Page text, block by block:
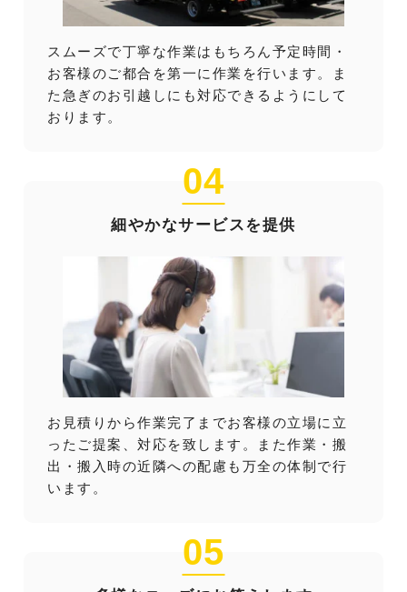
スムーズで丁寧な作業はもちろん予定時間・
お客様のご都合を第一に作業を行います。ま
た急ぎのお引越しにも対応できるようにして
おります。
04
細やかなサービスを提供
お見積りから作業完了までお客様の立場に立
ったご提案、対応を致します。また作業・搬
出・搬入時の近隣への配慮も万全の体制で行
います。
05